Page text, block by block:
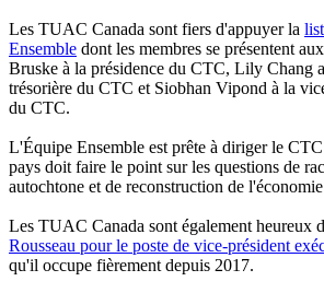
Les TUAC Canada sont fiers d'appuyer la
Ensemble dont les membres se présentent
Bruske à la présidence du CTC, Lily Chang
trésorière du CTC et Siobhan Vipond à la
du CTC.
L'Équipe Ensemble est prête à diriger le
pays doit faire le point sur les questions de
autochtone et de reconstruction de
Les TUAC Canada sont également heureux
Rousseau pour le poste de vice-président
qu'il occupe fièrement depuis 2017.